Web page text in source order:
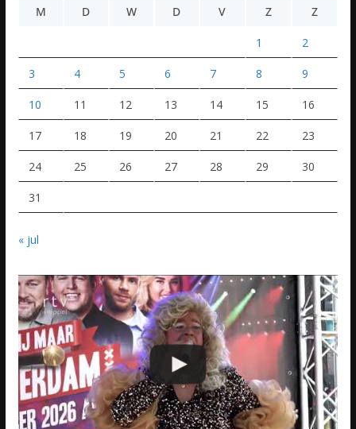
M
D W D V Z Z
1 2
3 4 5 6 7 8 9
10 11 12 13 14 15 16
17 18 19 20 21 22 23
24 25 26 27 28 29 30
31
« jul